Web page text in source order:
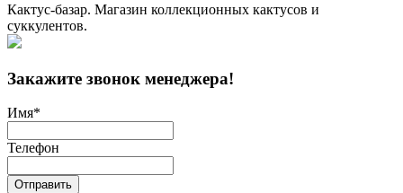
Кактус-базар. Магазин коллекционных кактусов и
суккулентов.
Закажите звонок менеджера!
Имя*
Телефон
Отправить